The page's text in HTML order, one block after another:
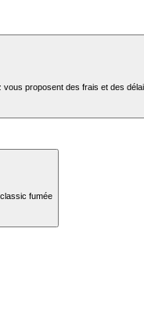
proposent des frais et des
fumée